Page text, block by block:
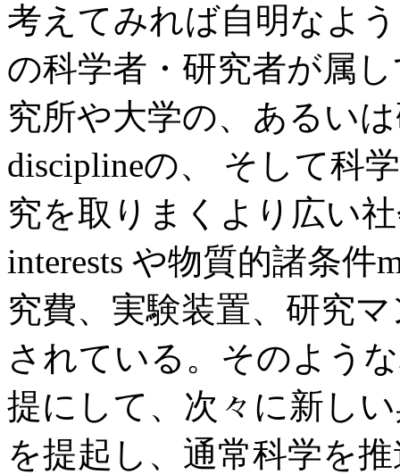
考えてみれば自明なよ
の科学者・研究者が属
究所や大学の、あるい
disciplineの、 そして科
究を取りまくより広い
interests や物質的諸条件
究費、実験装置、研究
されている。そのよう
提にして、次々に新し
を提起し、通常科学を